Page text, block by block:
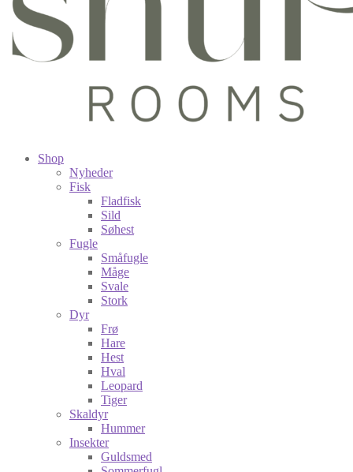
Shop
Nyheder
Fisk
Fladfisk
Sild
Søhest
Fugle
Småfugle
Måge
Svale
Stork
Dyr
Frø
Hare
Hest
Hval
Leopard
Tiger
Skaldyr
Hummer
Insekter
Guldsmed